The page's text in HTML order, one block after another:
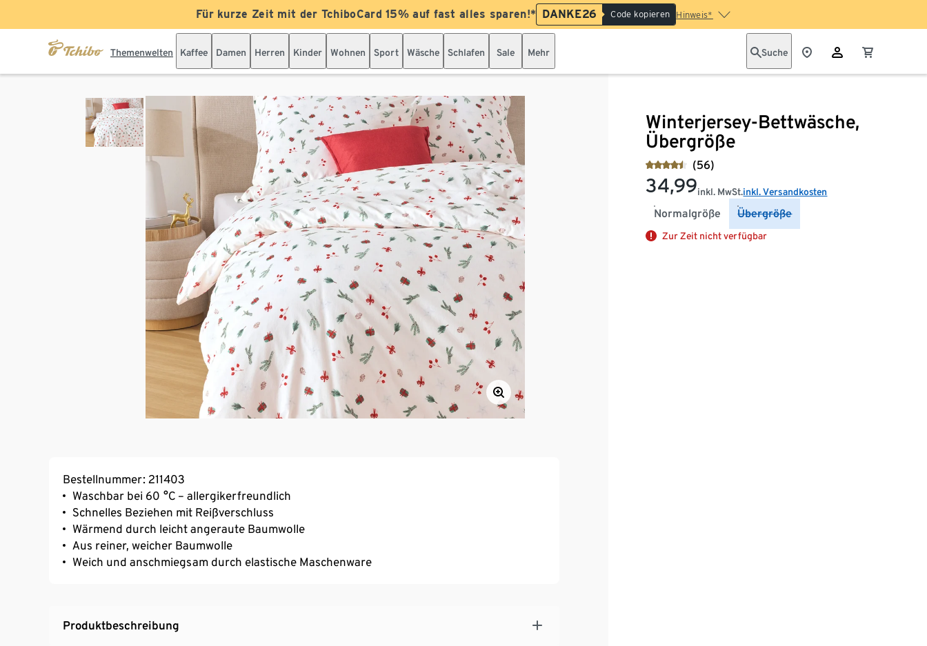
Für kurze Zeit mit der TchiboCard 15% auf fast alles sparen!* DANKE26 Code kopieren Hinweis*
Themenwelten Kaffee Damen Herren Kinder Wohnen Sport Wäsche Schlafen Sale Mehr Suche
Winterjersey-Bettwäsche,
Übergröße
(56)
34,99inkl. MwSt.inkl. Versandkosten
Normalgröße Übergröße
Zur Zeit nicht verfügbar
Bestellnummer: 211403
Waschbar bei 60 °C – allergikerfreundlich
Schnelles Beziehen mit Reißverschluss
Wärmend durch leicht angeraute Baumwolle
Aus reiner, weicher Baumwolle
Weich und anschmiegsam durch elastische Maschenware
Produktbeschreibung